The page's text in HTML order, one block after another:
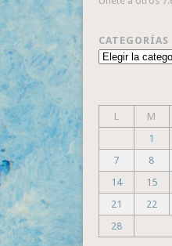
CATEGORÍAS
Categorías
L
M
1
7
8
14
15
21
22
28